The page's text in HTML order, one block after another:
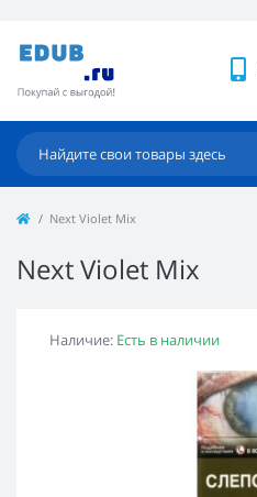
Next Violet Mix
Next Violet Mix
Наличие: Есть в наличии